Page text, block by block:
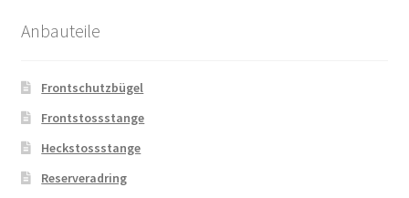
Anbauteile
Frontschutzbügel
Frontstossstange
Heckstossstange
Reserveradring